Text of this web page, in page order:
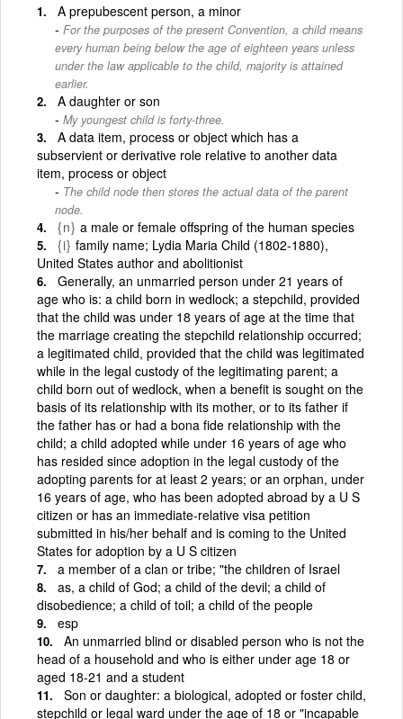
A prepubescent person, a minor
For the purposes of the present Convention, a child means
every human being below the age of eighteen years unless
under the law applicable to the child, majority is attained
earlier.
A daughter or son
My youngest child is forty-three.
A data item, process or object which has a
subservient or derivative role relative to another data
item, process or object
The child node then stores the actual data of the parent
node.
{n} a male or female offspring of the human species
{i} family name; Lydia Maria Child (1802-1880),
United States author and abolitionist
Generally, an unmarried person under 21 years of
age who is: a child born in wedlock; a stepchild, provided
that the child was under 18 years of age at the time that
the marriage creating the stepchild relationship occurred;
a legitimated child, provided that the child was legitimated
while in the legal custody of the legitimating parent; a
child born out of wedlock, when a benefit is sought on the
basis of its relationship with its mother, or to its father if
the father has or had a bona fide relationship with the
child; a child adopted while under 16 years of age who
has resided since adoption in the legal custody of the
adopting parents for at least 2 years; or an orphan, under
16 years of age, who has been adopted abroad by a U S
citizen or has an immediate-relative visa petition
submitted in his/her behalf and is coming to the United
States for adoption by a U S citizen
a member of a clan or tribe; "the children of Israel
as, a child of God; a child of the devil; a child of
disobedience; a child of toil; a child of the people
esp
An unmarried blind or disabled person who is not the
head of a household and who is either under age 18 or
aged 18-21 and a student
Son or daughter: a biological, adopted or foster child,
stepchild or legal ward under the age of 18 or "incapable